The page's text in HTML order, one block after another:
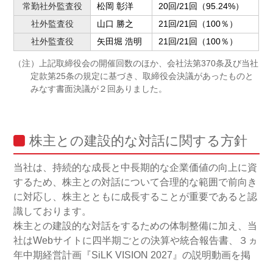
常勤社外監査役
松岡 彰洋
20回/21回（95.24%）
社外監査役
山口 勝之
21回/21回（100％）
社外監査役
矢田堀 浩明 21回/21回（100％）
（注）上記取締役会の開催回数のほか、会社法第370条及び当社
定款第25条の規定に基づき、取締役会決議があったものと
みなす書面決議が２回ありました。
株主との建設的な対話に関する方針
当社は、持続的な成長と中長期的な企業価値の向上に資
するため、株主との対話について合理的な範囲で前向き
に対応し、株主とともに成長することが重要であると認
識しております。
株主との建設的な対話をするための体制整備に加え、当
社はWebサイトに四半期ごとの決算や統合報告書、３ヵ
年中期経営計画『SiLK VISION 2027』の説明動画を掲